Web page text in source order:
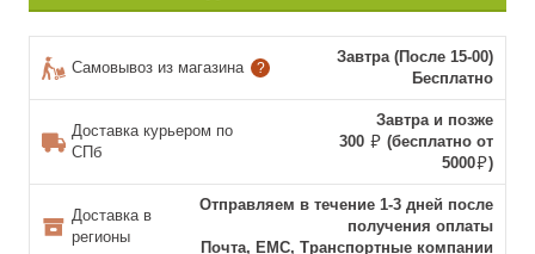
Самовывоз из магазина ?
Завтра (После 15-00)
Бесплатно
Доставка курьером по
СПб
Завтра и позже
300
(бесплатно от
5000
)
Доставка в
регионы
Отправляем в течение 1-3 дней после
получения оплаты
Почта, ЕМС, Транспортные компании